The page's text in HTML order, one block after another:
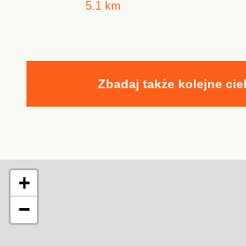
5.1 km
Zbadaj także kolejne
+
−